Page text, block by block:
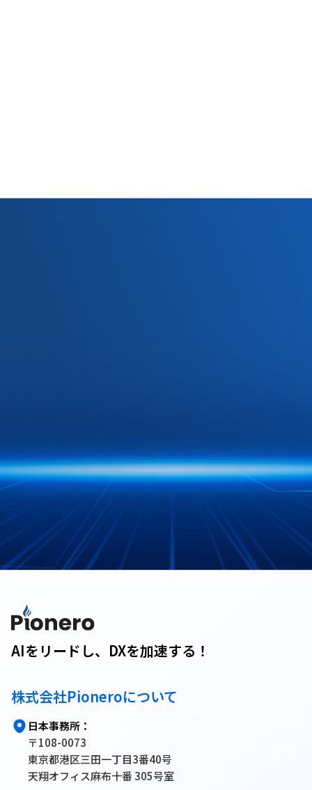
AIをリードし、DXを加速する！
株式会社Pioneroについて
日本事務所：
〒108-0073
東京都港区三田一丁目3番40号
天翔オフィス麻布十番 305号室